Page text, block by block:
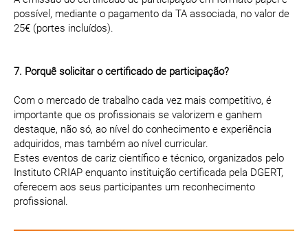
possível, mediante o pagamento da TA associada, no valor de
25€ (portes incluídos).
7. Porquê solicitar o certificado de participação?
Com o mercado de trabalho cada vez mais competitivo, é
importante que os profissionais se valorizem e ganhem
destaque, não só, ao nível do conhecimento e experiência
adquiridos, mas também ao nível curricular.
Estes eventos de cariz científico e técnico, organizados pelo
Instituto CRIAP enquanto instituição certificada pela DGERT,
oferecem aos seus participantes um reconhecimento
profissional.